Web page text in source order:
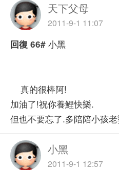
天下父母
2011-9-1 11:07
回復 66# 小黑
真的很棒阿!
加油了!祝你養鯉快樂.
但也不要忘了.多陪陪小孩
小黑
2011-9-1 12:57